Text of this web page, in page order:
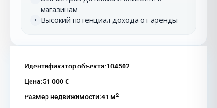
магазинам
• Высокий потенциал дохода от аренды
Идентификатор объекта:104502
Цена:51 000 €
Размер недвижимости:41 м2